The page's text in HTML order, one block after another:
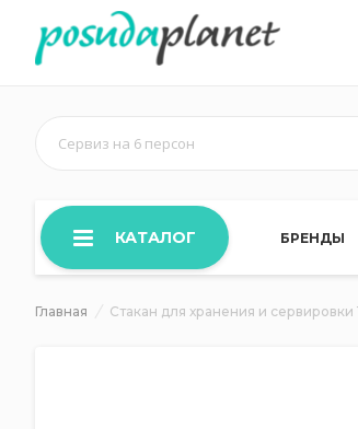
Сервиз на 6 персон
КАТАЛОГ БРЕНДЫ
Главная Стакан для хранения и сервировки